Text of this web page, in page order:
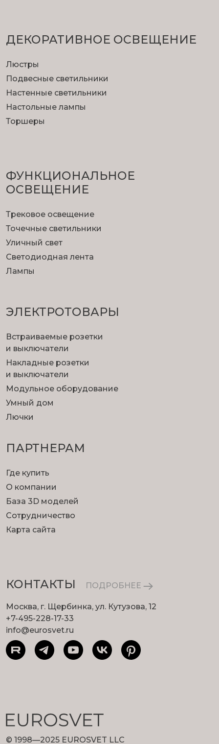
ДЕКОРАТИВНОЕ ОСВЕЩЕНИЕ
Люстры
Подвесные светильники
Настенные светильники
Настольные лампы
Торшеры
ФУНКЦИОНА­ЛЬНОЕ
ОСВЕЩЕНИЕ
Трековое освещение
Точечные светильники
Уличный свет
Светодиодная лента
Лампы
ЭЛЕКТРОТОВАРЫ
Встраиваемые розетки
и выключатели
Накладные розетки
и выключатели
Модульное оборудование
Умный дом
Лючки
ПАРТНЕРАМ
Где купить
О компании
База 3D моделей
Сотрудничество
Карта сайта
КОНТАКТЫ ПОДРОБНЕЕ
Москва, г. Щербинка, ул. Кутузова, 12
+7-495-228-17-33
info@eurosvet.ru
© 1998—2025 EUROSVET LLC